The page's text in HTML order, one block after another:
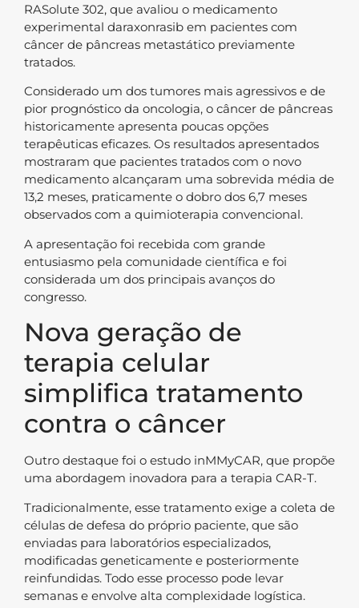
RASolute 302, que avaliou o medicamento
experimental daraxonrasib em pacientes com
câncer de pâncreas metastático previamente
tratados.
Considerado um dos tumores mais agressivos e de
pior prognóstico da oncologia, o câncer de pâncreas
historicamente apresenta poucas opções
terapêuticas eficazes. Os resultados apresentados
mostraram que pacientes tratados com o novo
medicamento alcançaram uma sobrevida média de
13,2 meses, praticamente o dobro dos 6,7 meses
observados com a quimioterapia convencional.
A apresentação foi recebida com grande
entusiasmo pela comunidade científica e foi
considerada um dos principais avanços do
congresso.
Nova geração de
terapia celular
simplifica tratamento
contra o câncer
Outro destaque foi o estudo inMMyCAR, que propõe
uma abordagem inovadora para a terapia CAR-T.
Tradicionalmente, esse tratamento exige a coleta de
células de defesa do próprio paciente, que são
enviadas para laboratórios especializados,
modificadas geneticamente e posteriormente
reinfundidas. Todo esse processo pode levar
semanas e envolve alta complexidade logística.